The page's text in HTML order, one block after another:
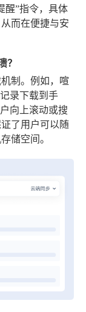
醒”指令，具体
而在便捷与安
？
制。例如，喧
录下载到手
向上滚动或搜
了用户可以随
储空间。